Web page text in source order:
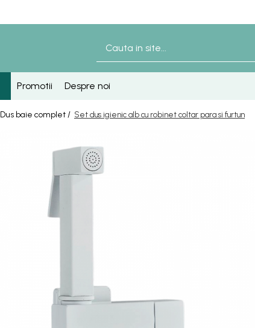
Promotii Despre noi
Dus baie complet / Set dus igienic alb cu robinet coltar para si furtun